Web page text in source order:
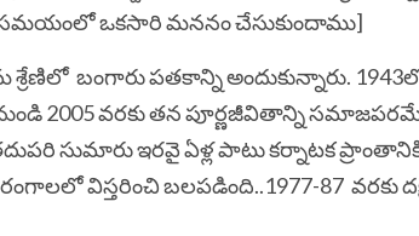
ఒకసారి మననం చేసుకుందాము]
బంగారు పతకాన్ని అందుకున్నారు.
2005 వరకు తన పూర్ణజీవితాన్ని
సుమారు ఇరవై ఏళ్ల పాటు కర్నాటక
విస్తరించి బలపడింది..1977-87 వరకు దక్షిణ